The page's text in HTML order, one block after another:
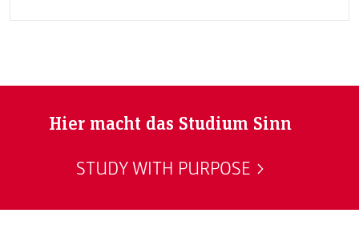
Hier macht das Studium Sinn
STUDY WITH PURPOSE